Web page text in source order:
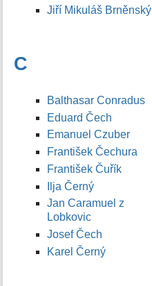
Jiří Mikuláš Brněnský
C
Balthasar Conradus
Eduard Čech
Emanuel Czuber
František Čechura
František Čuřík
Ilja Černý
Jan Caramuel z
Lobkovic
Josef Čech
Karel Černý